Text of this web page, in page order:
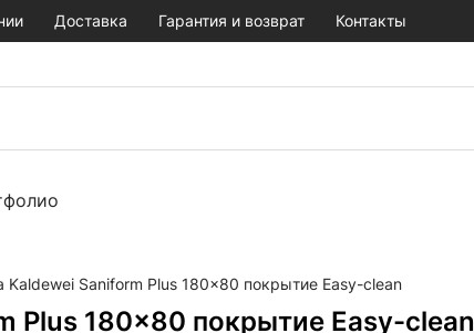
Доставка Гарантия и возврат Контакты
Kaldewei Saniform Plus 180x80 покрытие Easy-clean
Plus 180x80 покрытие Easy-clean